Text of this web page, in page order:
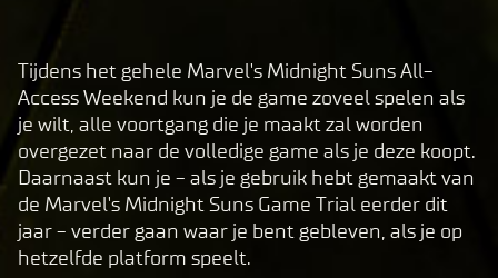
A
c
c
e
p
t
&
Tijdens het gehele Marvel's Midnight Suns All-
Access Weekend kun je de game zoveel spelen als
je wilt, alle voortgang die je maakt zal worden
overgezet naar de volledige game als je deze koopt.
Daarnaast kun je - als je gebruik hebt gemaakt van
de Marvel's Midnight Suns Game Trial eerder dit
jaar - verder gaan waar je bent gebleven, als je op
hetzelfde platform speelt.